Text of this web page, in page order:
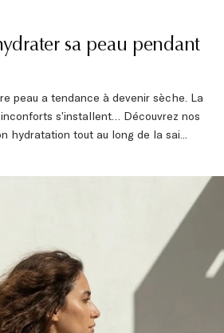
sa peau pendant
peau a tendance à devenir sèche. La
s’installent… Découvrez nos
hydratation tout au long de la sai...